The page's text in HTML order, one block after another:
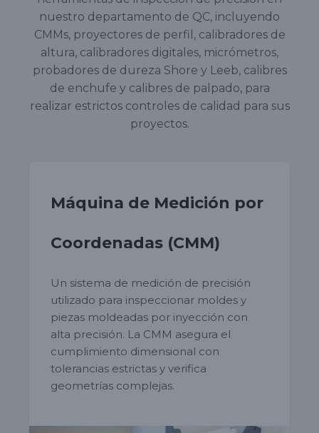
nuestro departamento de QC, incluyendo
CMMs, proyectores de perfil, calibradores de
altura, calibradores digitales, micrómetros,
probadores de dureza Shore y Leeb, calibres
de enchufe y calibres de palpado, para
realizar estrictos controles de calidad para sus
proyectos.
Máquina de Medición por
Coordenadas (CMM)
Un sistema de medición de precisión
utilizado para inspeccionar moldes y
piezas moldeadas por inyección con
alta precisión. La CMM asegura el
cumplimiento dimensional con
tolerancias estrictas y verifica
geometrías complejas.